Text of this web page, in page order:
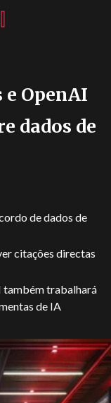
OpenAI
dados de
de dados de
citações directas
também trabalhará
de IA